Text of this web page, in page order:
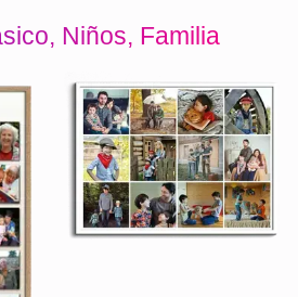
Niños, Familia